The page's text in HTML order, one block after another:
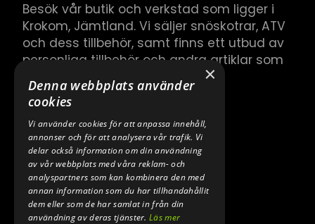
Besök vår butik och verkstad som ligger i
Krokom, Jämtland. Vi säljer snöskotrar, ATV
och dess tillbehör, samt finns ett utbud av
personliga tillbehör och andra artiklar som
hör till.
×
Denna webbplats använder
cookies
Vi använder cookies för att anpassa innehåll,
annonser och för att analysera vår trafik. Vi
delar också information om din användning
av vår webbplats med våra reklam- och
analyspartners som kan kombinera den med
annan information som du har tillhandahållit
dem eller som de har samlat in från din
användning av deras tjänster.Läs mer